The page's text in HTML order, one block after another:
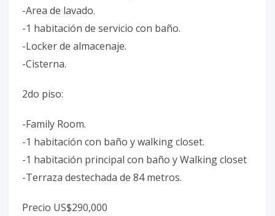
-Area de lavado.
-1 habitación de servicio con baño.
-Locker de almacenaje.
-Cisterna.
2do piso:
-Family Room.
-1 habitación con baño y walking closet.
-1 habitación principal con baño y Walking closet
-Terraza destechada de 84 metros.
Precio US$290,000